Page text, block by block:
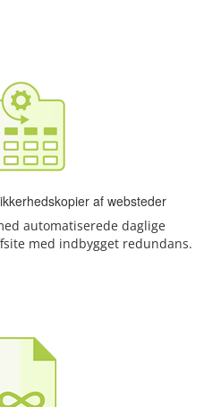
af websteder
automatiserede daglige
med indbygget redundans.